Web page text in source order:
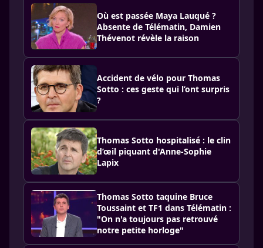
Où est passée Maya Lauqué ?
Absente de Télématin, Damien
Thévenot révèle la raison
Accident de vélo pour Thomas
Sotto : ces geste qui l’ont surpris
?
Thomas Sotto hospitalisé : le clin
d’œil piquant d'Anne-Sophie
Lapix
Thomas Sotto taquine Bruce
Toussaint et TF1 dans Télématin :
"On n'a toujours pas retrouvé
notre petite horloge"